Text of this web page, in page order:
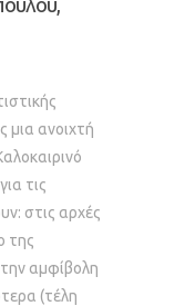
μια ανοιχτή
τις
στις αρχές
της
αμφίβολη
(τέλη